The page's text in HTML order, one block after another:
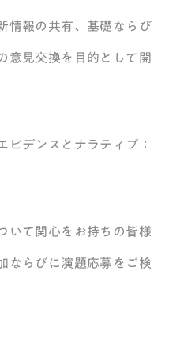
情報の共有、基礎ならび
意見交換を目的として開
ビデンスとナラティブ：
いて関心をお持ちの皆様
ならびに演題応募をご検